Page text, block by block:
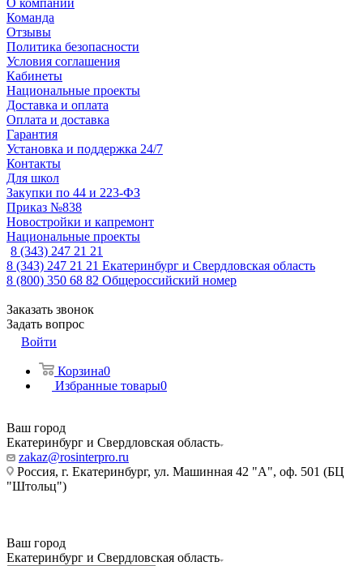
О компании
Команда
Отзывы
Политика безопасности
Условия соглашения
Кабинеты
Национальные проекты
Доставка и оплата
Оплата и доставка
Гарантия
Установка и поддержка 24/7
Контакты
Для школ
Закупки по 44 и 223-ФЗ
Приказ №838
Новостройки и капремонт
Национальные проекты
8 (343) 247 21 21
8 (343) 247 21 21 Екатеринбург и Свердловская область
8 (800) 350 68 82 Общероссийский номер
Заказать звонок
Задать вопрос
Войти
Корзина0
Избранные товары0
Ваш город
Екатеринбург и Свердловская область
zakaz@rosinterpro.ru
Россия, г. Екатеринбург, ул. Машинная 42 "А", оф. 501 (БЦ
"Штольц")
Ваш город
Екатеринбург и Свердловская область